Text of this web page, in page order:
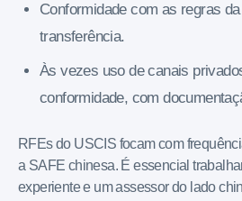
Conformidade com as regras
transferência.
Às vezes uso de canais
conformidade, com
RFEs do USCIS focam com
a SAFE chinesa. É essencial
experiente e um assessor do lado